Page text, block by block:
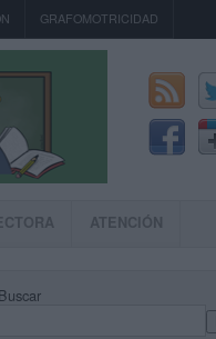
GRAFOMOTRICIDAD
ATENCIÓN
Buscar